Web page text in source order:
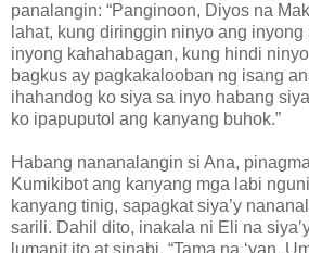
panalangin: “Panginoon, Diyos na
lahat, kung diringgin ninyo ang
inyong kahahabagan, kung hindi
bagkus ay pagkakalooban ng isang
ihahandog ko siya sa inyo habang
ko ipapuputol ang kanyang buhok.”
Habang nananalangin si Ana,
Kumikibot ang kanyang mga labi
kanyang tinig, sapagkat siya’y
sarili. Dahil dito, inakala ni Eli na